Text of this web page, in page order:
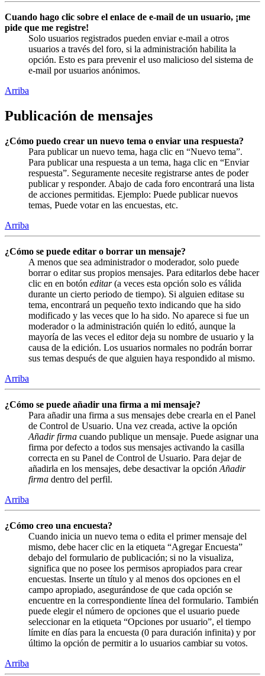
Cuando hago clic sobre el enlace de e-mail de un usuario, ¡me
pide que me registre!
Solo usuarios registrados pueden enviar e-mail a otros
usuarios a través del foro, si la administración habilita la
opción. Esto es para prevenir el uso malicioso del sistema de
e-mail por usuarios anónimos.
Arriba
Publicación de mensajes
¿Cómo puedo crear un nuevo tema o enviar una respuesta?
Para publicar un nuevo tema, haga clic en “Nuevo tema”.
Para publicar una respuesta a un tema, haga clic en “Enviar
respuesta”. Seguramente necesite registrarse antes de poder
publicar y responder. Abajo de cada foro encontrará una lista
de acciones permitidas. Ejemplo: Puede publicar nuevos
temas, Puede votar en las encuestas, etc.
Arriba
¿Cómo se puede editar o borrar un mensaje?
A menos que sea administrador o moderador, solo puede
borrar o editar sus propios mensajes. Para editarlos debe hacer
clic en en botón editar(a veces esta opción solo es válida
durante un cierto periodo de tiempo). Si alguien editase su
tema, encontrará un pequeño texto indicando que ha sido
modificado y las veces que lo ha sido. No aparece si fue un
moderador o la administración quién lo editó, aunque la
mayoría de las veces el editor deja su nombre de usuario y la
causa de la edición. Los usuarios normales no podrán borrar
sus temas después de que alguien haya respondido al mismo.
Arriba
¿Cómo se puede añadir una firma a mi mensaje?
Para añadir una firma a sus mensajes debe crearla en el Panel
de Control de Usuario. Una vez creada, active la opción
Añadir firma cuando publique un mensaje. Puede asignar una
firma por defecto a todos sus mensajes activando la casilla
correcta en su Panel de Control de Usuario. Para dejar de
añadirla en los mensajes, debe desactivar la opción Añadir
firma dentro del perfil.
Arriba
¿Cómo creo una encuesta?
Cuando inicia un nuevo tema o edita el primer mensaje del
mismo, debe hacer clic en la etiqueta “Agregar Encuesta”
debajo del formulario de publicación; si no la visualiza,
significa que no posee los permisos apropiados para crear
encuestas. Inserte un título y al menos dos opciones en el
campo apropiado, asegurándose de que cada opción se
encuentre en la correspondiente línea del formulario. También
puede elegir el número de opciones que el usuario puede
seleccionar en la etiqueta “Opciones por usuario”, el tiempo
límite en días para la encuesta (0 para duración infinita) y por
último la opción de permitir a lo usuarios cambiar su votos.
Arriba